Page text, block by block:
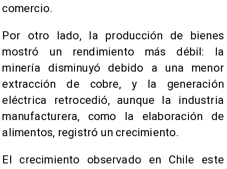
comercio.
Por otro lado, la producción de bienes
mostró un rendimiento más débil: la
minería disminuyó debido a una menor
extracción de cobre, y la generación
eléctrica retrocedió, aunque la industria
manufacturera, como la elaboración de
alimentos, registró un crecimiento.
El crecimiento observado en Chile este